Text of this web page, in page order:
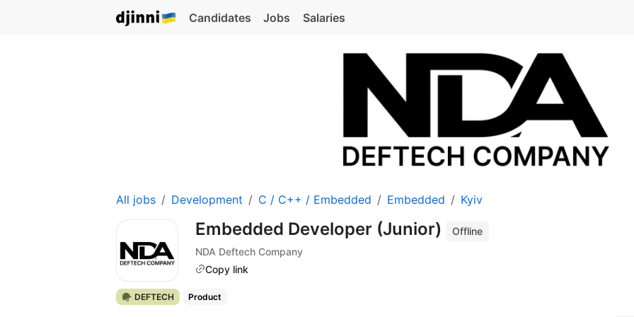
Candidates Jobs Salaries
All jobs Development C / C++ / Embedded Embedded Kyiv
Embedded Developer (Junior)
Offline
NDA Deftech Company
Copy link
🪖 DEFTECH Product